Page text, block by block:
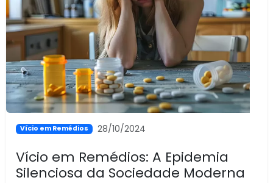
Vício em Remédios 28/10/2024
Vício em Remédios: A Epidemia
Silenciosa da Sociedade Moderna